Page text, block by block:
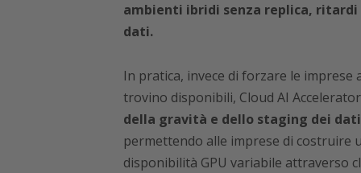
ambienti ibridi senza replica, ritardi
dati.
In pratica, invece di forzare le imprese
trovino disponibili, Cloud AI Accelerator
della gravità e dello staging dei dati
permettendo alle imprese di costruire
disponibilità GPU variabile attraverso